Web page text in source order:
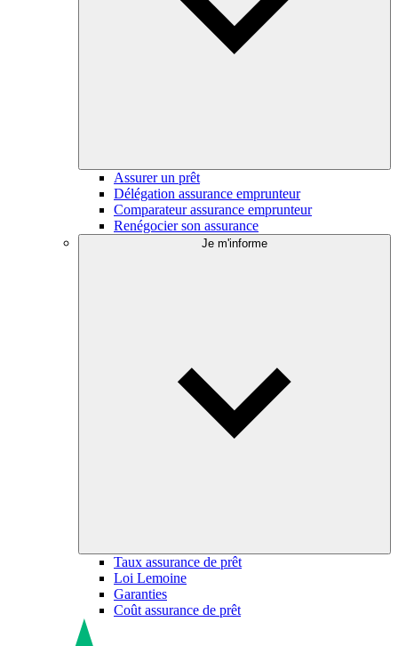
Assurer un prêt
Délégation assurance emprunteur
Comparateur assurance emprunteur
Renégocier son assurance
Je m'informe
Taux assurance de prêt
Loi Lemoine
Garanties
Coût assurance de prêt